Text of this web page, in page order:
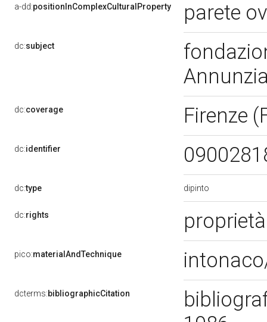
a-dd:positionInComplexCulturalProperty parete
dc:subject
dc:coverage Firenze
dc:identifier
dc:type dipinto
dc:rights
pico:materialAndTechnique
dcterms:bibliographicCitation